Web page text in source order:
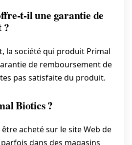
t-il une garantie de
?
la société qui produit Primal
de remboursement de
pas satisfaite du produit.
Biotics ?
acheté sur le site Web de
dans des magasins